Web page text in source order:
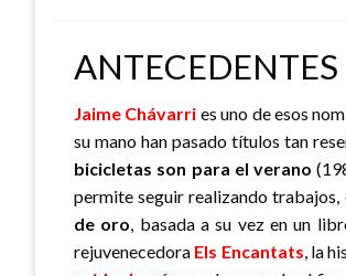
ANTECEDENTES
Jaime Chávarri es uno de esos
su mano han pasado títulos tan
bicicletas son para el verano
permite seguir realizando trabajos,
de oro, basada a su vez en un
rejuvenecedora Els Encantats, la